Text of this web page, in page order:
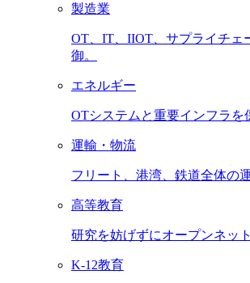
製造業
OT、IT、IIOT、サプライチェ
御。
エネルギー
OTシステムと重要インフラを
運輸・物流
フリート、港湾、鉄道全体の
高等教育
研究を妨げずにオープンネッ
K-12教育